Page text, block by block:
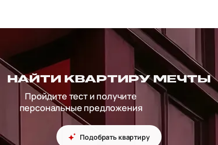
НАЙТИ КВАРТИРУ МЕЧТЫ
Пройдите тест и получите
персональные предложения
Подобрать квартиру